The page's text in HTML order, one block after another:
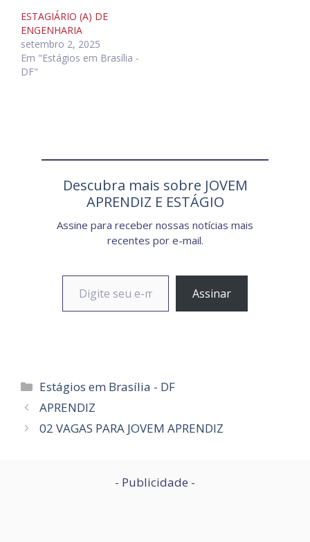
ESTAGIÁRIO (A) DE
ENGENHARIA
setembro 2, 2025
Em "Estágios em Brasília -
DF"
Descubra mais sobre JOVEM
APRENDIZ E ESTÁGIO
Assine para receber nossas notícias mais
recentes por e-mail.
Digite seu e-mail…
Assinar
Categorias
Estágios em Brasília - DF
APRENDIZ
02 VAGAS PARA JOVEM APRENDIZ
- Publicidade -